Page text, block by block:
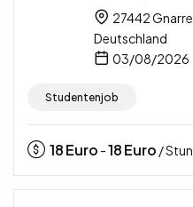
27442
Deutschland
03/08/2026
Studentenjob
18Euro -18Euro /